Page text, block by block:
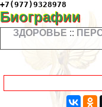
+7(977)9328978
Биографии
ЗДОРОВЬЕ ::